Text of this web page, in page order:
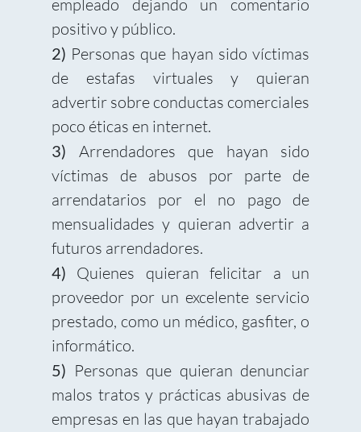
empleado dejando un comentario
positivo y público.
2) Personas que hayan sido víctimas
de estafas virtuales y quieran
advertir sobre conductas comerciales
poco éticas en internet.
3) Arrendadores que hayan sido
víctimas de abusos por parte de
arrendatarios por el no pago de
mensualidades y quieran advertir a
futuros arrendadores.
4) Quienes quieran felicitar a un
proveedor por un excelente servicio
prestado, como un médico, gasfiter, o
informático.
5) Personas que quieran denunciar
malos tratos y prácticas abusivas de
empresas en las que hayan trabajado